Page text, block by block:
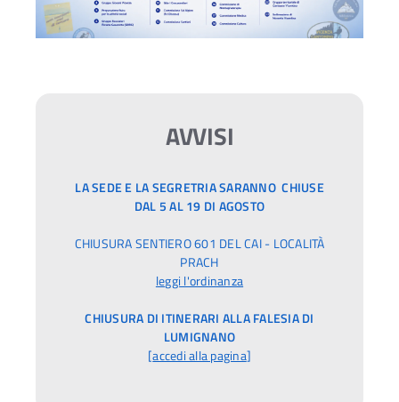
AVVISI
LA SEDE E LA SEGRETRIA SARANNO CHIUSE
DAL 5 AL 19 DI AGOSTO
CHIUSURA SENTIERO 601 DEL CAI - LOCALITÀ
PRACH
leggi l'ordinanza
CHIUSURA DI ITINERARI ALLA FALESIA DI
LUMIGNANO
[accedi alla pagina]